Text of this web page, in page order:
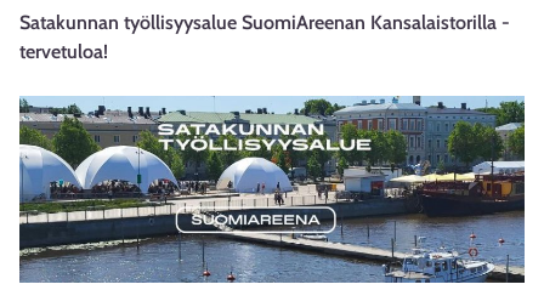
Satakunnan työllisyysalue SuomiAreenan Kansalaistorilla -
tervetuloa!